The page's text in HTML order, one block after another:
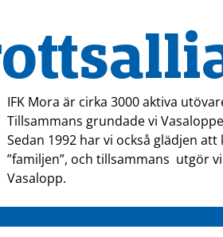
IFK Mora är cirka 3000 aktiva
Tillsammans grundade vi
Sedan 1992 har vi också glädjen att
”familjen”, och tillsammans utgör
Vasalopp.